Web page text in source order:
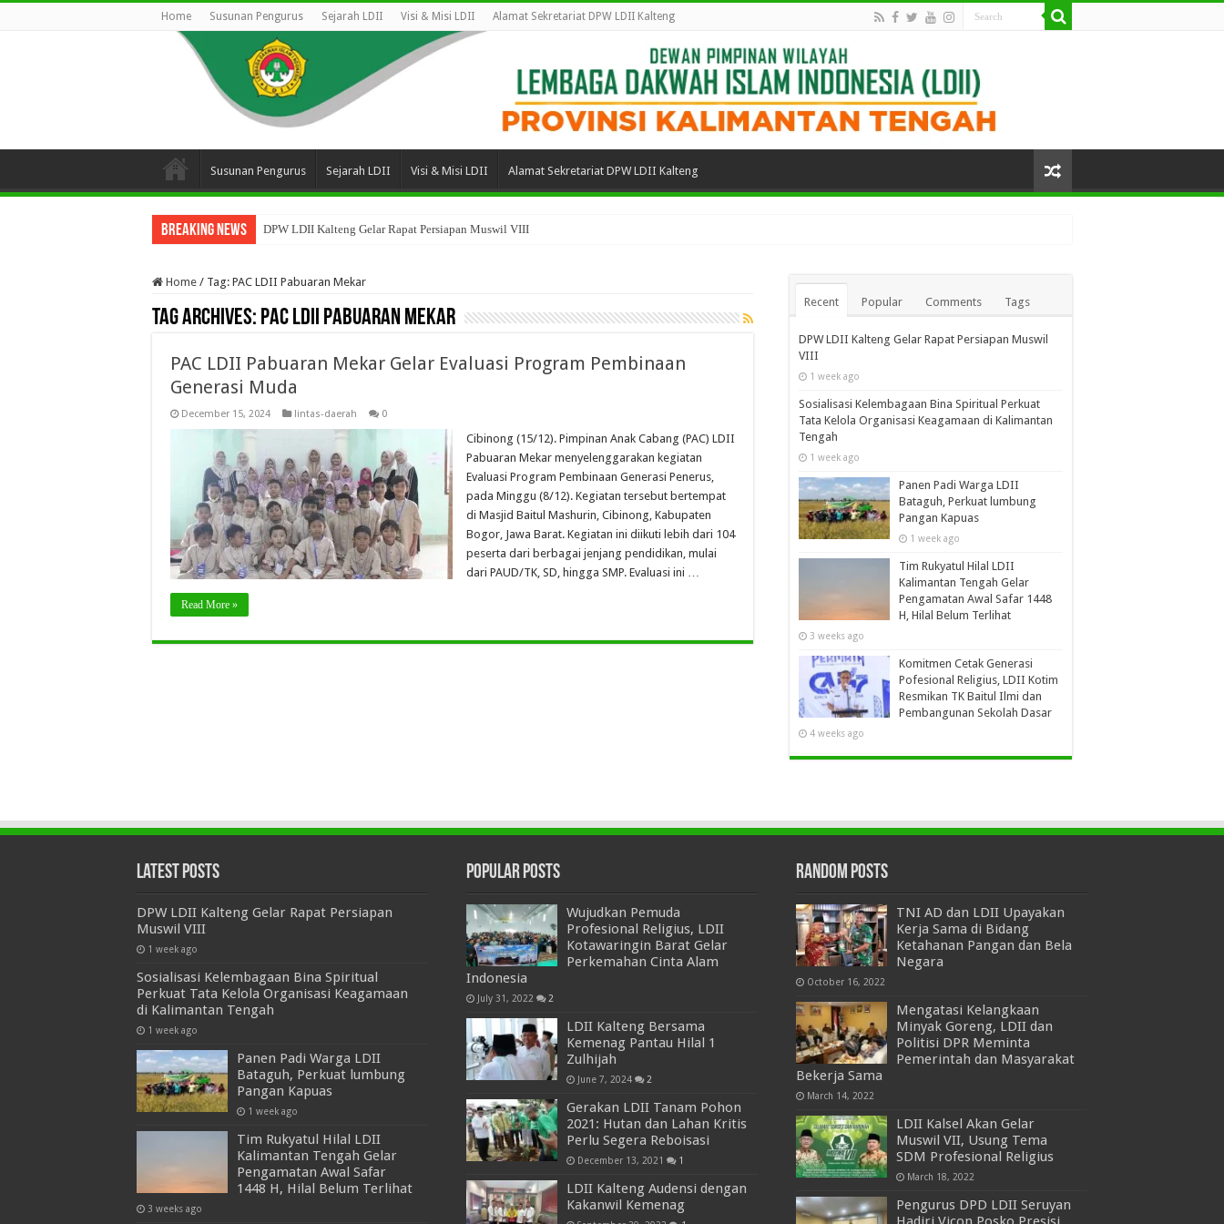
Home Susunan Pengurus Sejarah LDII Visi & Misi LDII Alamat Sekretariat DPW LDII Kalteng
Susunan Pengurus Sejarah LDII Visi & Misi LDII Alamat Sekretariat DPW LDII Kalteng
Breaking News DPW LDII Kalteng Gelar Rapat Persiapan Muswil VIII
Home / Tag: PAC LDII Pabuaran Mekar
Tag Archives: PAC LDII Pabuaran Mekar
PAC LDII Pabuaran Mekar Gelar Evaluasi Program Pembinaan
Generasi Muda
December 15, 2024 lintas-daerah 0
Cibinong (15/12). Pimpinan Anak Cabang (PAC) LDII
Pabuaran Mekar menyelenggarakan kegiatan
Evaluasi Program Pembinaan Generasi Penerus,
pada Minggu (8/12). Kegiatan tersebut bertempat
di Masjid Baitul Mashurin, Cibinong, Kabupaten
Bogor, Jawa Barat. Kegiatan ini diikuti lebih dari 104
peserta dari berbagai jenjang pendidikan, mulai
dari PAUD/TK, SD, hingga SMP. Evaluasi ini …
Read More »
Recent Popular Comments Tags
DPW LDII Kalteng Gelar Rapat Persiapan Muswil
VIII
1 week ago
Sosialisasi Kelembagaan Bina Spiritual Perkuat
Tata Kelola Organisasi Keagamaan di Kalimantan
Tengah
1 week ago
Panen Padi Warga LDII
Bataguh, Perkuat lumbung
Pangan Kapuas
1 week ago
Tim Rukyatul Hilal LDII
Kalimantan Tengah Gelar
Pengamatan Awal Safar 1448
H, Hilal Belum Terlihat
3 weeks ago
Komitmen Cetak Generasi
Pofesional Religius, LDII Kotim
Resmikan TK Baitul Ilmi dan
Pembangunan Sekolah Dasar
4 weeks ago
Latest Posts
DPW LDII Kalteng Gelar Rapat Persiapan
Muswil VIII
1 week ago
Sosialisasi Kelembagaan Bina Spiritual
Perkuat Tata Kelola Organisasi Keagamaan
di Kalimantan Tengah
1 week ago
Panen Padi Warga LDII
Bataguh, Perkuat lumbung
Pangan Kapuas
1 week ago
Tim Rukyatul Hilal LDII
Kalimantan Tengah Gelar
Pengamatan Awal Safar
1448 H, Hilal Belum Terlihat
3 weeks ago
Popular Posts
Wujudkan Pemuda
Profesional Religius, LDII
Kotawaringin Barat Gelar
Perkemahan Cinta Alam
Indonesia
July 31, 2022 2
LDII Kalteng Bersama
Kemenag Pantau Hilal 1
Zulhijah
June 7, 2024 2
Gerakan LDII Tanam Pohon
2021: Hutan dan Lahan Kritis
Perlu Segera Reboisasi
December 13, 2021 1
LDII Kalteng Audensi dengan
Kakanwil Kemenag
Random Posts
TNI AD dan LDII Upayakan
Kerja Sama di Bidang
Ketahanan Pangan dan Bela
Negara
October 16, 2022
Mengatasi Kelangkaan
Minyak Goreng, LDII dan
Politisi DPR Meminta
Pemerintah dan Masyarakat
Bekerja Sama
March 14, 2022
LDII Kalsel Akan Gelar
Muswil VII, Usung Tema
SDM Profesional Religius
March 18, 2022
Pengurus DPD LDII Seruyan